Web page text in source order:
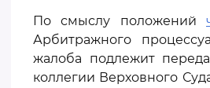
По смыслу положений
Арбитражного
жалоба подлежит
коллегии Верховного